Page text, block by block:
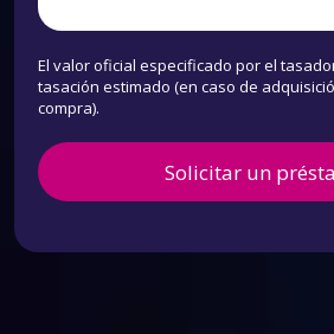
El valor oficial especificado por el
tasación estimado (en caso de
compra).
Solicitar un